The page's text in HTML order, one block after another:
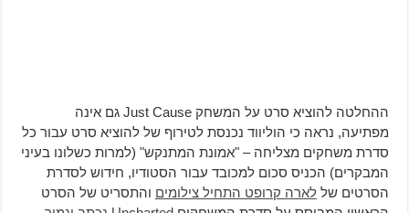
ההחלטה להוציא סרט על המשחק Just Cause גם אינה
מפתיעה, נראה כי הוליווד נכנסת לטירוף של להוציא סרט עבור כל
סדרת משחקים מצליחה – "אמונת המתנקש" (למרות כשלונו בעיני
המבקרים) הכניס סכום למכובד עבור הסטודיו, חידוש לסדרת
הסרטים של לארה קרופט התחיל צילומיםוהתסריט של הסרט